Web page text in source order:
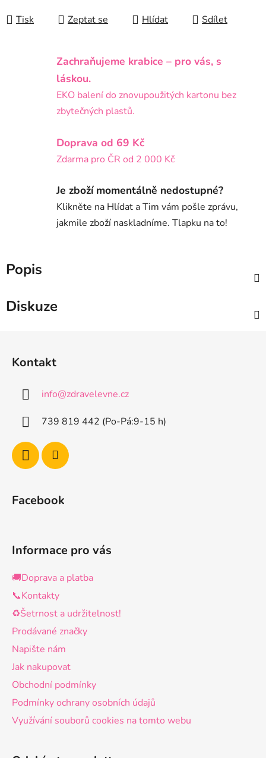
Tisk Zeptat se Hlídat Sdílet
Zachraňujeme krabice – pro vás, s
láskou.
EKO balení do znovupoužitých kartonu bez
zbytečných plastů.
Doprava od 69 Kč
Zdarma pro ČR od 2 000 Kč
Je zboží momentálně nedostupné?
Klikněte na Hlídat a Tim vám pošle zprávu,
jakmile zboží naskladníme. Tlapku na to!
Popis
Diskuze
Kontakt
info@zdravelevne.cz
739 819 442 (Po-Pá:9-15 h)
Facebook
Informace pro vás
🚚Doprava a platba
📞Kontakty
♻️Šetrnost a udržitelnost!
Prodávané značky
Napište nám
Jak nakupovat
Obchodní podmínky
Podmínky ochrany osobních údajů
Využívání souborů cookies na tomto webu